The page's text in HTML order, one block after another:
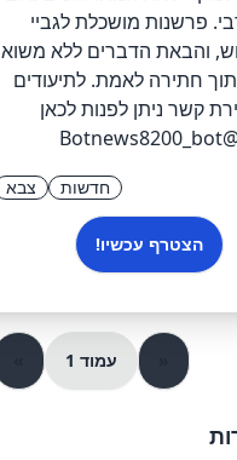
פרשנות מושכלת לגביי
והבאת הדברים ללא משוא
חתירה לאמת. לתיעודים
קשר ניתן לפנות לכאן
חדשות צבא
הצטרף עכשיו!
עמוד 1